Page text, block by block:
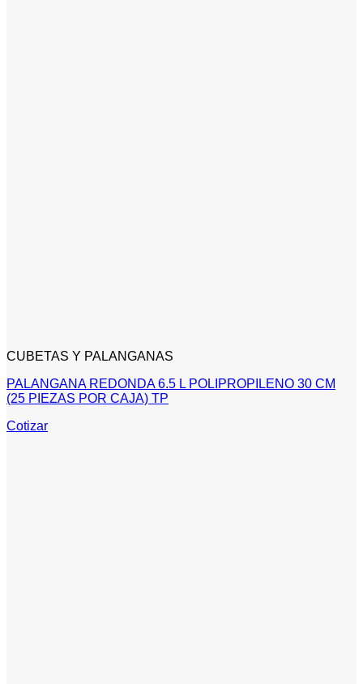
CUBETAS Y PALANGANAS
PALANGANA REDONDA 6.5 L POLIPROPILENO 30 CM
(25 PIEZAS POR CAJA) TP
Cotizar